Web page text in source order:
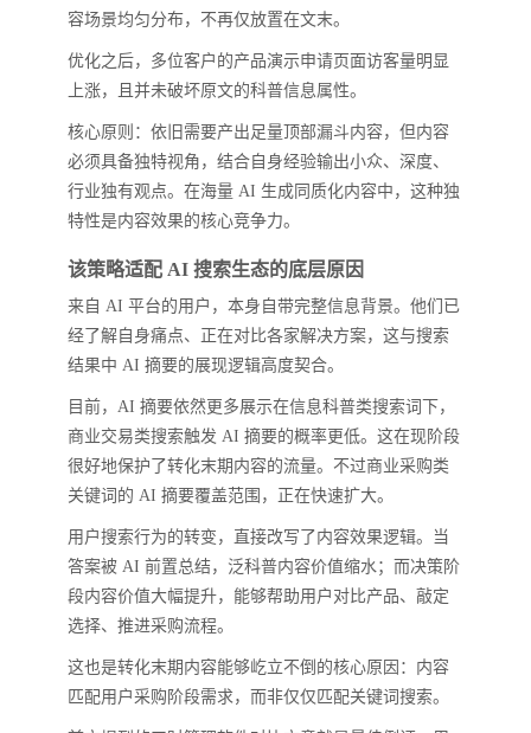
容场景均匀分布，不再仅放置在文末。
优化之后，多位客户的产品演示申请页面访客量明显
上涨，且并未破坏原文的科普信息属性。
核心原则：依旧需要产出足量顶部漏斗内容，但内容
必须具备独特视角，结合自身经验输出小众、深度、
行业独有观点。在海量 AI 生成同质化内容中，这种独
特性是内容效果的核心竞争力。
该策略适配 AI 搜索生态的底层原因
来自 AI 平台的用户，本身自带完整信息背景。他们已
经了解自身痛点、正在对比各家解决方案，这与搜索
结果中 AI 摘要的展现逻辑高度契合。
目前，AI 摘要依然更多展示在信息科普类搜索词下，
商业交易类搜索触发 AI 摘要的概率更低。这在现阶段
很好地保护了转化末期内容的流量。不过商业采购类
关键词的 AI 摘要覆盖范围，正在快速扩大。
用户搜索行为的转变，直接改写了内容效果逻辑。当
答案被 AI 前置总结，泛科普内容价值缩水；而决策阶
段内容价值大幅提升，能够帮助用户对比产品、敲定
选择、推进采购流程。
这也是转化末期内容能够屹立不倒的核心原因：内容
匹配用户采购阶段需求，而非仅仅匹配关键词搜索。